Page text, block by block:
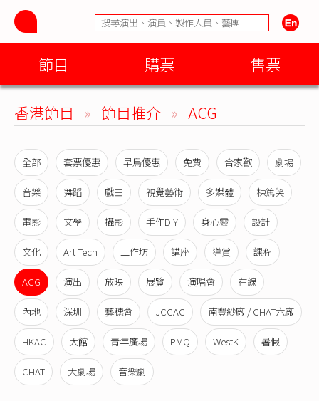
節目 購票 售票
香港節目 » 節目推介 » ACG
全部 套票優惠 早鳥優惠 免費 合家歡 劇場
音樂 舞蹈 戲曲 視覺藝術 多媒體 棟篤笑
電影 文學 攝影 手作DIY 身心靈 設計
文化 Art Tech 工作坊 講座 導賞 課程
ACG 演出 放映 展覽 演唱會 在線
內地 深圳 藝穗會 JCCAC 南豐紗廠 / CHAT六廠
HKAC 大館 青年廣場 PMQ WestK 暑假
CHAT 大劇場 音樂劇